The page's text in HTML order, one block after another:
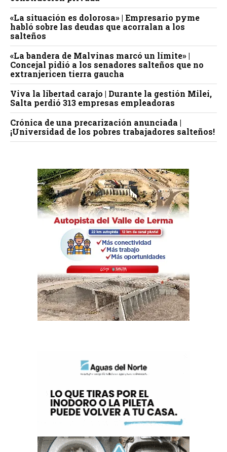
«La situación es dolorosa» | Empresario pyme
habló sobre las deudas que acorralan a los
salteños
«La bandera de Malvinas marcó un límite» |
Concejal pidió a los senadores salteños que no
extranjericen tierra gaucha
Viva la libertad carajo | Durante la gestión Milei,
Salta perdió 313 empresas empleadoras
Crónica de una precarización anunciada |
¡Universidad de los pobres trabajadores salteños!